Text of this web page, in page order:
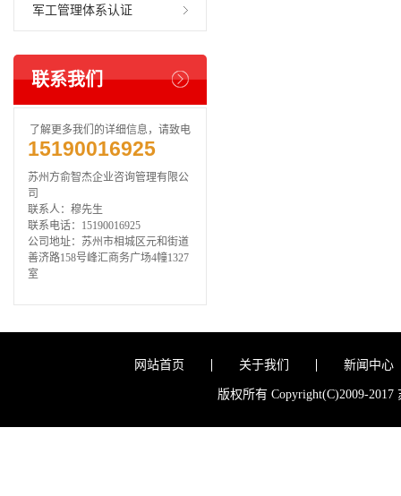
军工管理体系认证
联系我们
了解更多我们的详细信息，请致电
15190016925
苏州方俞智杰企业咨询管理有限公
司
联系人：穆先生
联系电话：15190016925
公司地址：苏州市相城区元和街道
善济路158号峰汇商务广场4幢1327
室
网站首页 关于我们 新闻中心
版权所有 Copyright(C)2009-